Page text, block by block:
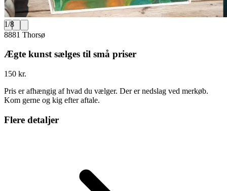
1/8
8881 Thorsø
Ægte kunst sælges til små priser
150 kr.
Pris er afhængig af hvad du vælger. Der er nedslag ved merkøb.
Kom gerne og kig efter aftale.
Flere detaljer